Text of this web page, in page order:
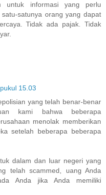
untuk informasi yang perlu
satunya orang yang dapat
Tidak ada pajak. Tidak
15.03
yang telah benar-benar
kami bahwa beberapa
menolak memberikan
setelah beberapa beberapa
dalam dan luar negeri yang
telah scammed, uang Anda
Anda jika Anda memiliki